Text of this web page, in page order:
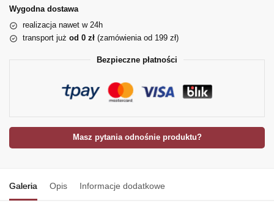
Wygodna dostawa
realizacja nawet w 24h
transport już od 0 zł (zamówienia od 199 zł)
Bezpieczne płatności
Masz pytania odnośnie produktu?
Galeria Opis Informacje dodatkowe